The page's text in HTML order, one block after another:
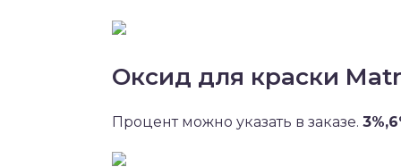
Оксид для краски
Процент можно указать в заказе.